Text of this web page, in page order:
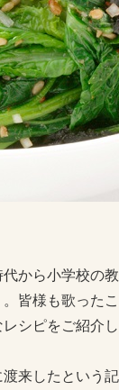
から小学校
皆様も歌った
シピをご紹介
来したという